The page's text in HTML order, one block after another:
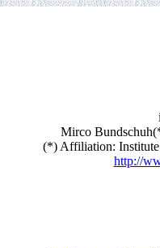
Mirco
(*) Affiliation: Institute
http://